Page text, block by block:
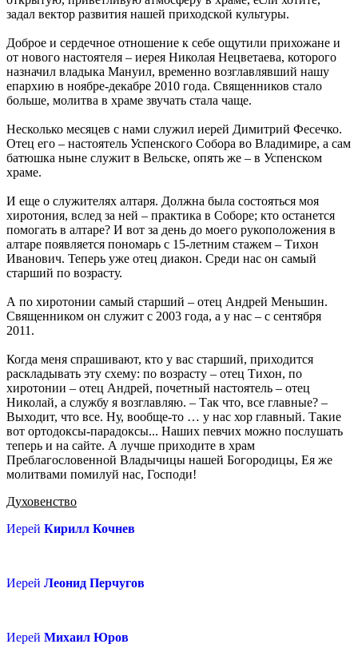
задал вектор развития нашей приходской культуры.
Доброе и сердечное отношение к себе ощутили прихожане и
от нового настоятеля – иерея Николая Нецветаева, которого
назначил владыка Мануил, временно возглавлявший нашу
епархию в ноябре-декабре 2010 года. Священников стало
больше, молитва в храме звучать стала чаще.
Несколько месяцев с нами служил иерей Димитрий Фесечко.
Отец его – настоятель Успенского Собора во Владимире, а сам
батюшка ныне служит в Вельске, опять же – в Успенском
храме.
И еще о служителях алтаря. Должна была состояться моя
хиротония, вслед за ней – практика в Соборе; кто останется
помогать в алтаре? И вот за день до моего рукоположения в
алтаре появляется пономарь с 15-летним стажем – Тихон
Иванович. Теперь уже отец диакон. Среди нас он самый
старший по возрасту.
А по хиротонии самый старший – отец Андрей Меньшин.
Священником он служит с 2003 года, а у нас – с сентября
2011.
Когда меня спрашивают, кто у вас старший, приходится
раскладывать эту схему: по возрасту – отец Тихон, по
хиротонии – отец Андрей, почетный настоятель – отец
Николай, а службу я возглавляю. – Так что, все главные? –
Выходит, что все. Ну, вообще-то … у нас хор главный. Такие
вот ортодоксы-парадоксы... Наших певчих можно послушать
теперь и на сайте. А лучше приходите в храм
Преблагословенной Владычицы нашей Богородицы, Ея же
молитвами помилуй нас, Господи!
Духовенство
Иерей Кирилл Кочнев
Иерей Леонид Перчугов
Иерей Михаил Юров